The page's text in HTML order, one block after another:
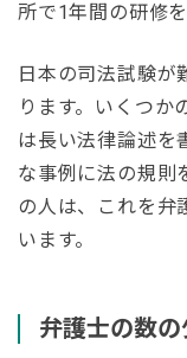
所で1年間の研修
日本の司法試験が
ります。いくつか
は長い法律論述を
な事例に法の規則
の人は、これを弁
います。
弁護士の数の